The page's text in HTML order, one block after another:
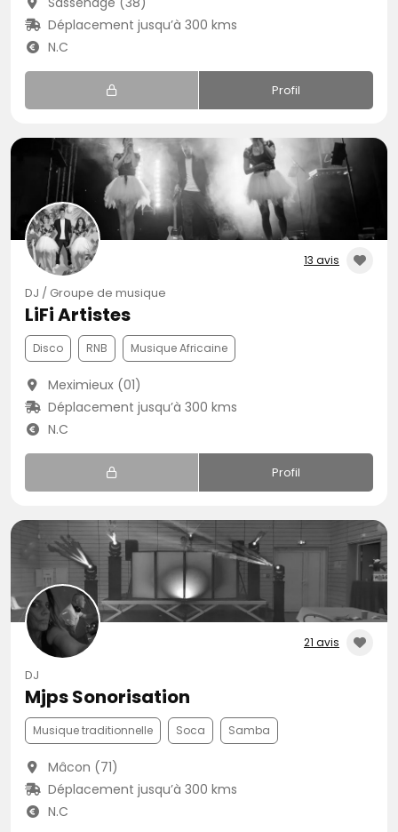
Déplacement jusqu’à 300 kms
N.C
Profil
13 avis
DJ / Groupe de musique
LiFi Artistes
Disco RNB Musique Africaine
Meximieux (01)
Déplacement jusqu’à 300 kms
N.C
Profil
21 avis
DJ
Mjps Sonorisation
Musique traditionnelle Soca Samba
Mâcon (71)
Déplacement jusqu’à 300 kms
N.C